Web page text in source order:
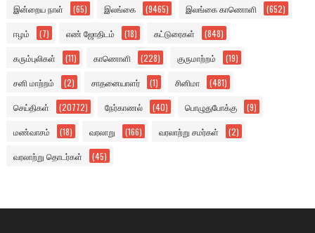
இன்றைய நாள் (65) இலங்கை (9465) இலங்கை காணொளி (652)
ஈழம் (7) எண் ஜோதிடம் (18) கட்டுரைகள் (848)
கரும்புலிகள் (11) காணொளி (228) குருமாற்றம் (19)
சனி மாற்றம் (2) சாதனையாளர் (1) சினிமா (481)
செய்திகள் (20772) நேர்காணல் (40) பொழுதுபோக்கு (9)
மண்வாசம் (18) வரலாறு (166) வரலாற்று சமர்கள் (2)
வரலாற்று தொடர்கள் (45)